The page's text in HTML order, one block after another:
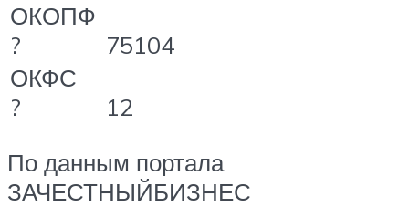
ОКОПФ
?
75104
ОКФС
?
12
По данным портала
ЗАЧЕСТНЫЙБИЗНЕС